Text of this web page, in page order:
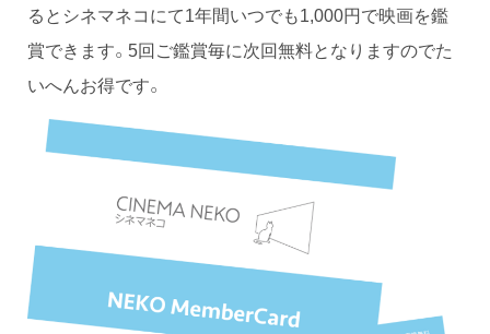
るとシネマネコにて1年間いつでも1,000円で映画を鑑
賞できます。5回ご鑑賞毎に次回無料となりますのでた
いへんお得です。